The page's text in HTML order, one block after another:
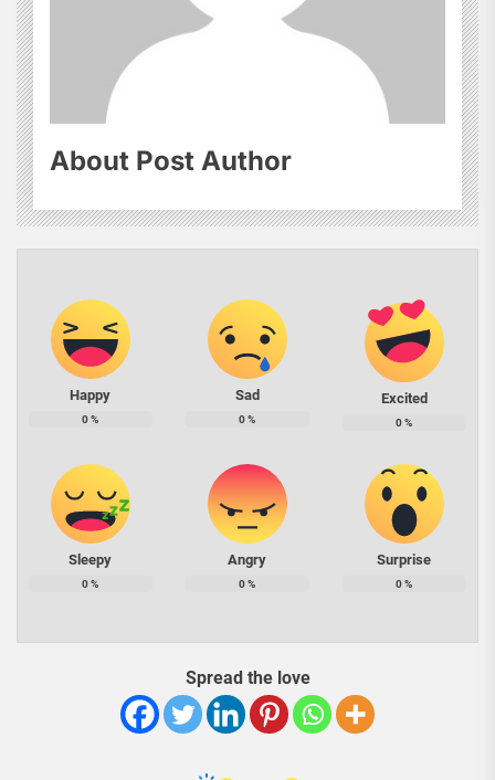
About Post Author
Happy
0%
Sad
0%
Excited
0%
Sleepy
0%
Angry
0%
Surprise
0%
Spread the love